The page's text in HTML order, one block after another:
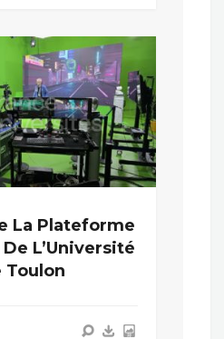
La Plateforme
L’Université
Toulon